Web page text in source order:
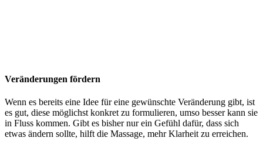
Veränderungen fördern
Wenn es bereits eine Idee für eine gewünschte Veränderung gibt, ist
es gut, diese möglichst konkret zu formulieren, umso besser kann sie
in Fluss kommen. Gibt es bisher nur ein Gefühl dafür, dass sich
etwas ändern sollte, hilft die Massage, mehr Klarheit zu erreichen.